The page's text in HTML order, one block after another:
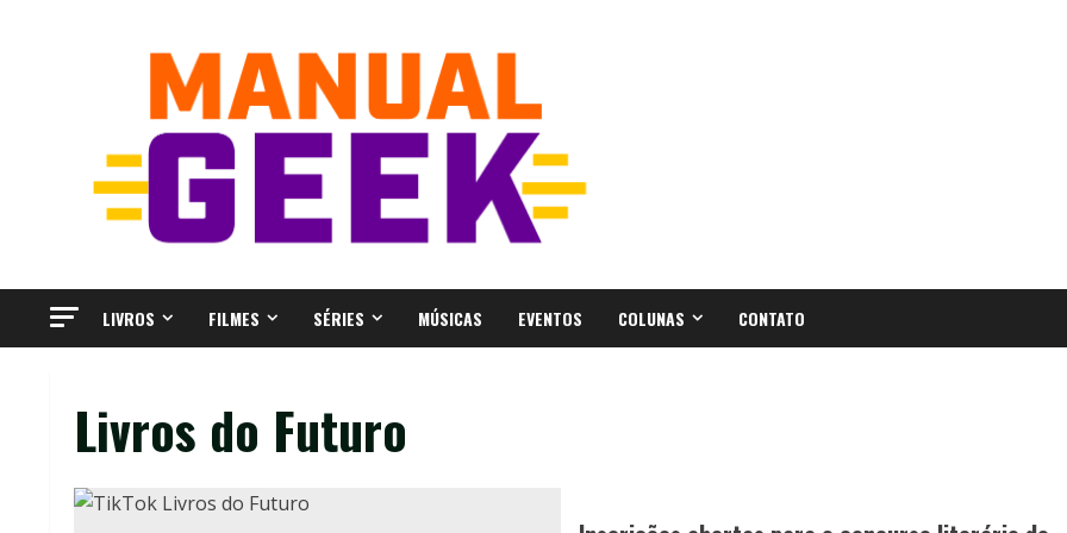
LIVROS FILMES SÉRIES MÚSICAS EVENTOS COLUNAS CONTATO
Livros do Futuro